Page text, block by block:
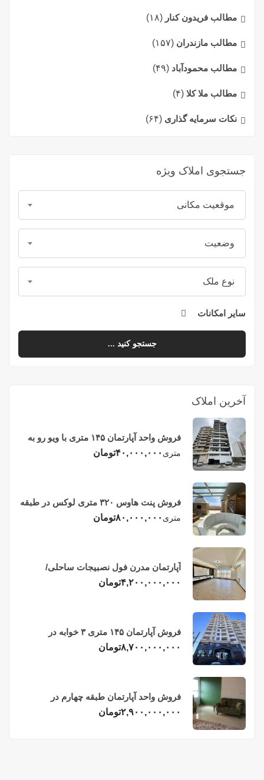
مطالب فریدون کنار (۱۸)
مطالب مازندران (۱۵۷)
مطالب محمودآباد (۴۹)
مطالب ملا کلا (۴)
نکات سرمایه گذاری (۶۴)
جستجوی املاک ویژه
موقعیت مکانی
وضعیت
نوع ملک
سایر امکانات
جستجو کنید ...
آخرین املاک
فروش واحد آپارتمان ۱۴۵ متری با ویو رو به
دریا در فریدونکنار
متری ۴۰,۰۰۰,۰۰۰تومان
فروش پنت هاوس ۳۲۰ متری لوکس در طبقه
چهاردهم فریدونکنار
متری ۸۰,۰۰۰,۰۰۰تومان
آپارتمان مدرن فول نصبیجات ساحلی/
فریدونکنار
۴,۲۰۰,۰۰۰,۰۰۰تومان
فروش آپارتمان ۱۴۵ متری ۳ خوابه در
فریدونکنار
۸,۷۰۰,۰۰۰,۰۰۰تومان
فروش واحد آپارتمان طبقه چهارم در
فریدونکنار
۲,۹۰۰,۰۰۰,۰۰۰تومان